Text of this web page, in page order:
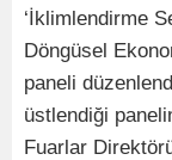
‘İklimlendirme
Döngüsel
paneli
üstlendiği
Fuarlar